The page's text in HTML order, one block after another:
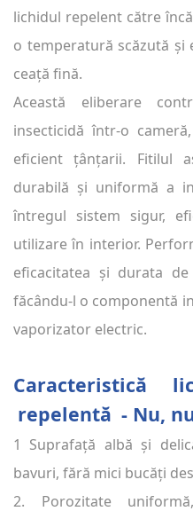
lichidul repelent către
o temperatură scăzută
ceață fină.
Această eliberare
insecticidă într-o
eficient țânțarii. Fitilul
durabilă și uniformă a
întregul sistem sigur,
utilizare în interior.
eficacitatea și durata
făcându-l o componentă
vaporizator electric.
Caracteristică
repelentă - Nu,
1 Suprafață albă și
bavuri, fără mici bucăți
2. Porozitate